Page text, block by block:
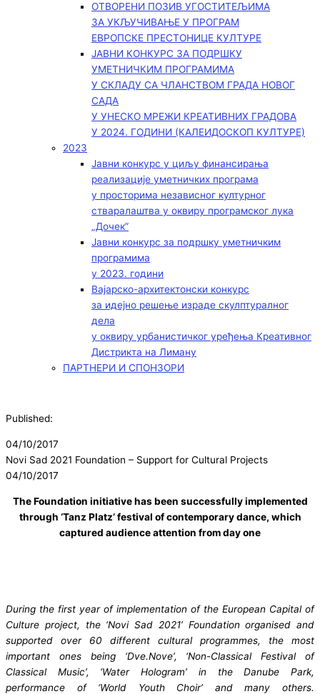
ОТВОРЕНИ ПОЗИВ УГОСТИТЕЉИМА
ЗА УКЉУЧИВАЊЕ У ПРОГРАМ
ЕВРОПСКЕ ПРЕСТОНИЦЕ КУЛТУРЕ
ЈАВНИ КОНКУРС ЗА ПОДРШКУ
УМЕТНИЧКИМ ПРОГРАМИМА
У СКЛАДУ СА ЧЛАНСТВОМ ГРАДА НОВОГ
САДА
У УНЕСКО МРЕЖИ КРЕАТИВНИХ ГРАДОВА
У 2024. ГОДИНИ (КАЛЕИДОСКОП КУЛТУРЕ)
2023
Јавни конкурс у циљу финансирања
реализације уметничких програма
у просторима независног културног
стваралаштва у оквиру програмског лука
„Дочек”
Јавни конкурс за подршку уметничким
програмима
у 2023. години
Вајарско-архитектонски конкурс
за идејно решење израде скулптуралног
дела
у оквиру урбанистичког уређења Креативног
Дистрикта на Лиману
ПАРТНЕРИ И СПОНЗОРИ
Published:
04/10/2017
Novi Sad 2021 Foundation – Support for Cultural Projects
04/10/2017
The Foundation initiative has been successfully implemented
through ‘Tanz Platz’ festival of contemporary dance, which
captured audience attention from day one
During the first year of implementation of the European Capital of
Culture project, the ‘Novi Sad 2021’ Foundation organised and
supported over 60 different cultural programmes, the most
important ones being ‘Dve.Nove’, ‘Non-Classical Festival of
Classical Music’, ‘Water Hologram’ in the Danube Park,
performance of ‘World Youth Choir’ and many others.